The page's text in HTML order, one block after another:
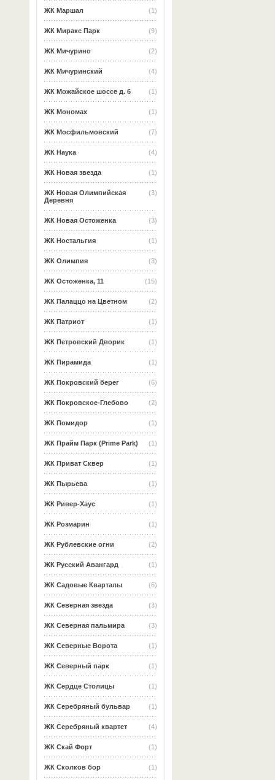
(1)
ЖК Маршал
(9)
ЖК Миракс Парк
(2)
ЖК Мичурино
(4)
ЖК Мичуринский
(1)
ЖК Можайское шоссе д. 6
(1)
ЖК Мономах
(7)
ЖК Мосфильмовский
(4)
ЖК Наука
(1)
ЖК Новая звезда
(3)
ЖК Новая Олимпийская
Деревня
(3)
ЖК Новая Остоженка
(1)
ЖК Ностальгия
(3)
ЖК Олимпия
(15)
ЖК Остоженка, 11
(2)
ЖК Палаццо на Цветном
(1)
ЖК Патриот
(1)
ЖК Петровский Дворик
(1)
ЖК Пирамида
(6)
ЖК Покровский берег
(2)
ЖК Покровское-Глебово
(1)
ЖК Помидор
(1)
ЖК Прайм Парк (Prime Park)
(1)
ЖК Приват Сквер
(1)
ЖК Пырьева
(1)
ЖК Ривер-Хаус
(1)
ЖК Розмарин
(2)
ЖК Рублевские огни
(1)
ЖК Русский Авангард
(6)
ЖК Садовые Кварталы
(3)
ЖК Северная звезда
(3)
ЖК Северная пальмира
(1)
ЖК Северные Ворота
(1)
ЖК Северный парк
(1)
ЖК Сердце Столицы
(1)
ЖК Серебряный бульвар
(4)
ЖК Серебряный квартет
(1)
ЖК Скай Форт
(1)
ЖК Сколков бор